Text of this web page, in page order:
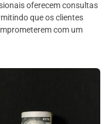
oferecem consultas
que os clientes
com um